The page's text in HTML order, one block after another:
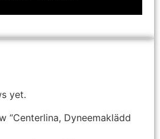
yet.
“Centerlina, Dyneemaklädd